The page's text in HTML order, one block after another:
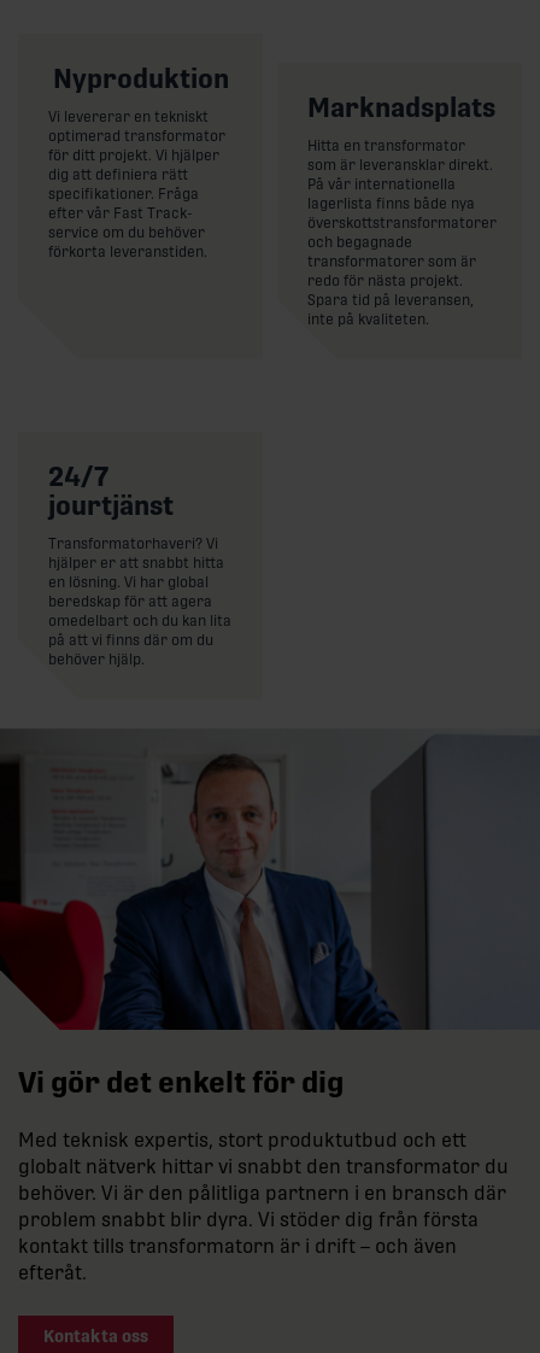
Nyproduktion
Vi levererar en tekniskt
optimerad transformator
för ditt projekt. Vi hjälper
dig att definiera rätt
specifikationer. Fråga
efter vår Fast Track-
service om du behöver
förkorta leveranstiden.
Transformatorer
Marknadsplats
Hitta en transformator
som är leveransklar direkt.
På vår internationella
lagerlista finns både nya
överskottstransformatorer
och begagnade
transformatorer som är
redo för nästa projekt.
Spara tid på leveransen,
inte på kvaliteten.
24/7
jourtjänst
Transformatorhaveri? Vi
hjälper er att snabbt hitta
en lösning. Vi har global
beredskap för att agera
omedelbart och du kan lita
på att vi finns där om du
behöver hjälp.
Vi gör det enkelt för dig
Med teknisk expertis, stort produktutbud och ett
globalt nätverk hittar vi snabbt den transformator du
behöver. Vi är den pålitliga partnern i en bransch där
problem snabbt blir dyra. Vi stöder dig från första
kontakt tills transformatorn är i drift – och även
efteråt.
Kontakta oss